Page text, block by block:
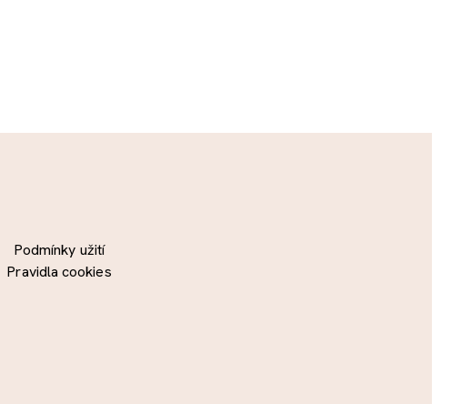
Podmínky užití
Pravidla cookies